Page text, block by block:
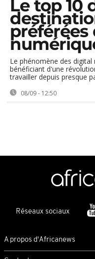
Le top 10
préférées
Le phénomène des
bénéficiant d'une
travailler depuis presque
08/09 - 12:50
Réseaux sociaux
A propos d'Africanews